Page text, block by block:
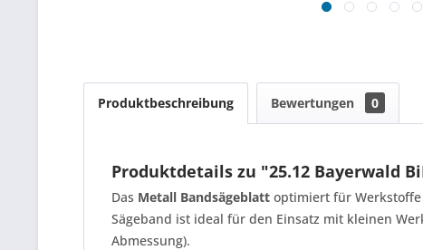
Produktbeschreibung Bewertungen 0
Produktdetails zu "25.12 Bayerwald
Das Metall Bandsägeblatt optimiert für
Sägeband ist ideal für den Einsatz mit kleinen
Abmessung).